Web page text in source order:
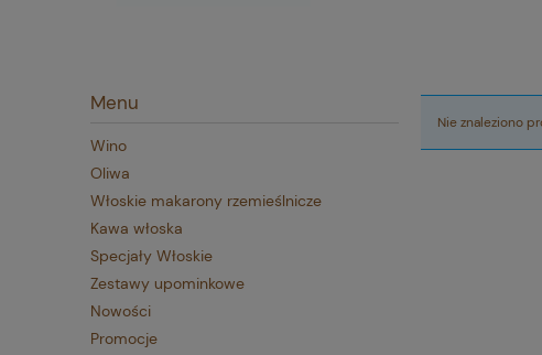
Menu
Wino
Oliwa
Włoskie makarony rzemieślnicze
Kawa włoska
Specjały Włoskie
Zestawy upominkowe
Nowości
Promocje
Nie znaleziono